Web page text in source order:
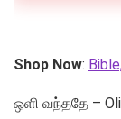
Shop Now:
ஒளி வந்ததே – Oli